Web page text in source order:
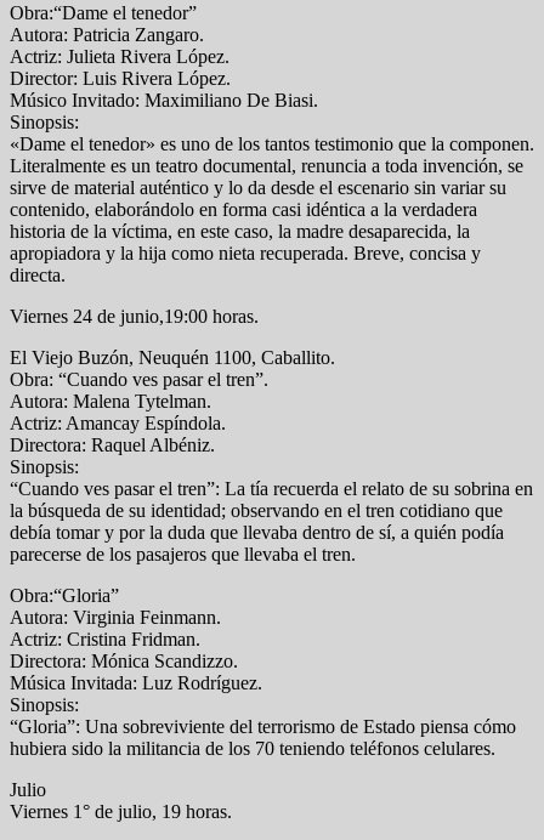
Obra:“Dame el tenedor”
Autora: Patricia Zangaro.
Actriz: Julieta Rivera López.
Director: Luis Rivera López.
Músico Invitado: Maximiliano De Biasi.
Sinopsis:
«Dame el tenedor» es uno de los tantos testimonio que la componen.
Literalmente es un teatro documental, renuncia a toda invención, se
sirve de material auténtico y lo da desde el escenario sin variar su
contenido, elaborándolo en forma casi idéntica a la verdadera
historia de la víctima, en este caso, la madre desaparecida, la
apropiadora y la hija como nieta recuperada. Breve, concisa y
directa.
Viernes 24 de junio,19:00 horas.
El Viejo Buzón, Neuquén 1100, Caballito.
Obra: “Cuando ves pasar el tren”.
Autora: Malena Tytelman.
Actriz: Amancay Espíndola.
Directora: Raquel Albéniz.
Sinopsis:
“Cuando ves pasar el tren”: La tía recuerda el relato de su sobrina en
la búsqueda de su identidad; observando en el tren cotidiano que
debía tomar y por la duda que llevaba dentro de sí, a quién podía
parecerse de los pasajeros que llevaba el tren.
Obra:“Gloria”
Autora: Virginia Feinmann.
Actriz: Cristina Fridman.
Directora: Mónica Scandizzo.
Música Invitada: Luz Rodríguez.
Sinopsis:
“Gloria”: Una sobreviviente del terrorismo de Estado piensa cómo
hubiera sido la militancia de los 70 teniendo teléfonos celulares.
Julio
Viernes 1° de julio, 19 horas.